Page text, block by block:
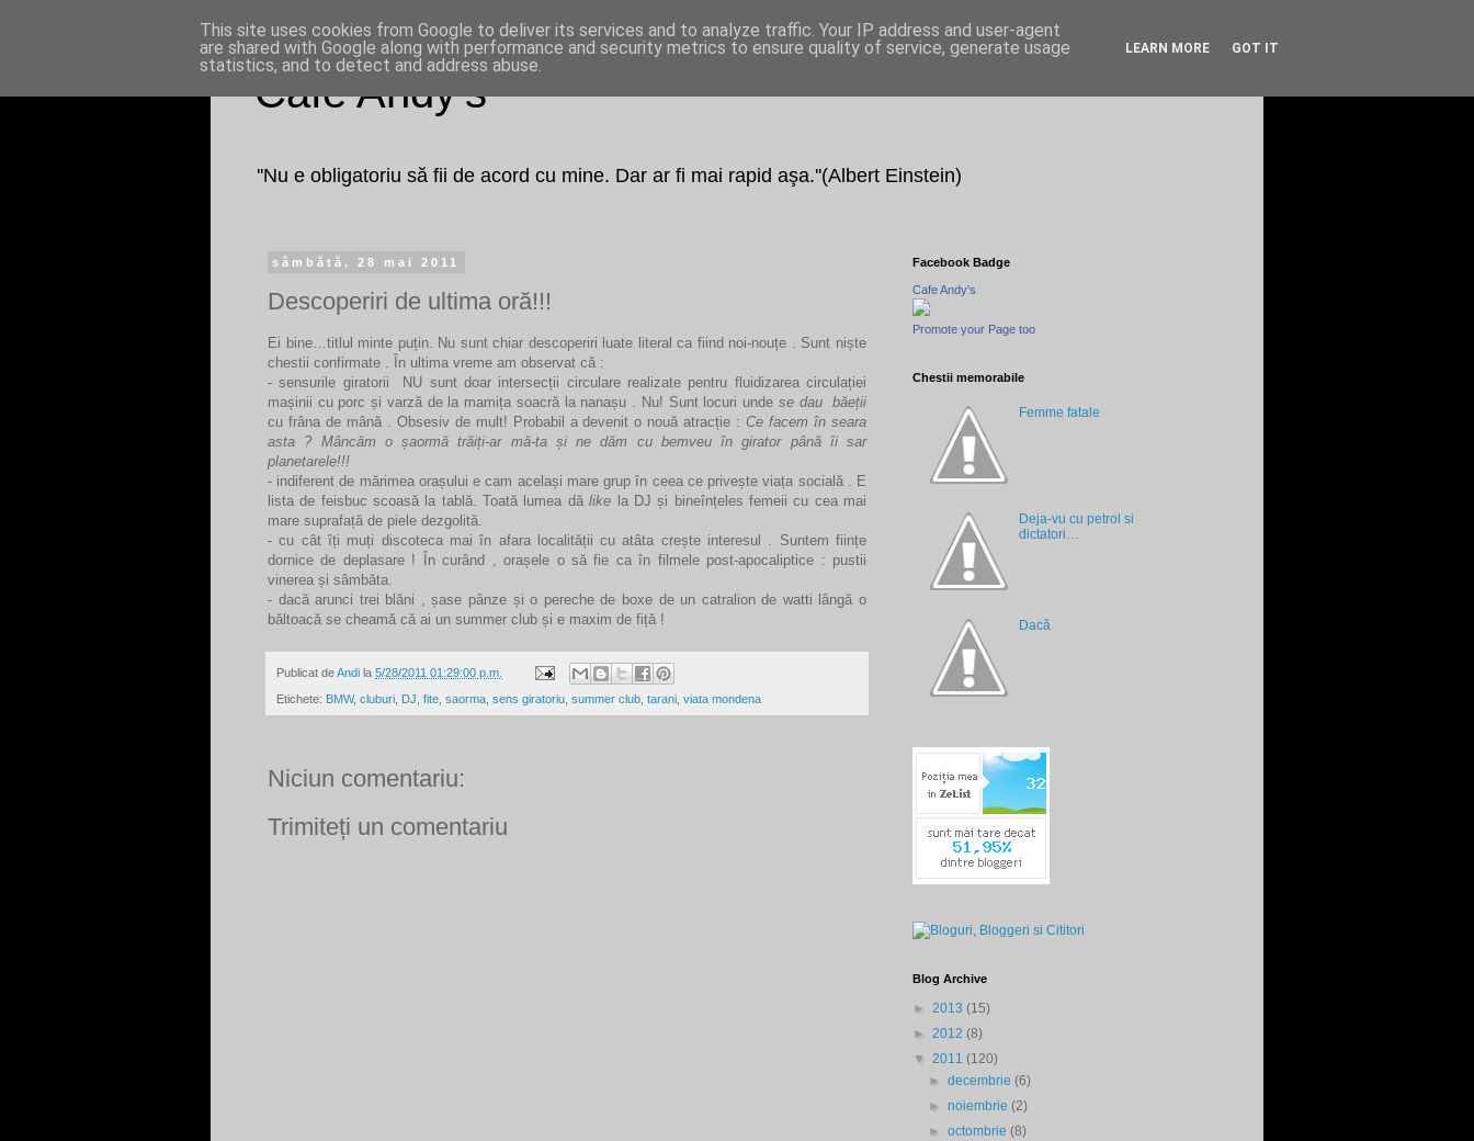
Cafe Andy's
''Nu e obligatoriu să fii de acord cu mine. Dar ar fi mai rapid aşa.''(Albert Einstein)
sâmbătă, 28 mai 2011
Descoperiri de ultima oră!!!
Ei bine…titlul minte puțin. Nu sunt chiar descoperiri luate literal ca fiind noi-nouțe . Sunt niște
chestii confirmate . În ultima vreme am observat că :
- sensurile giratorii NU sunt doar intersecții circulare realizate pentru fluidizarea circulației
mașinii cu porc și varză de la mamița soacră la nanașu . Nu! Sunt locuri unde se dau
băeții
cu frâna de mână . Obsesiv de mult! Probabil a devenit o nouă atracție :Ce facem în seara
asta ? Mâncăm o șaormă trăiți-ar mă-ta și ne dăm cu bemveu în girator până îi sar
planetarele!!!
- indiferent de mărimea orașului e cam același mare grup în ceea ce privește viața socială . E
lista de feisbuc scoasă la tablă. Toată lumea dălike la DJ și bineînțeles femeii cu cea mai
mare suprafață de piele dezgolită.
- cu cât îți muți discoteca mai în afara localității cu atâta crește interesul . Suntem ființe
dornice de deplasare ! În curând , orașele o să fie ca în filmele post-apocaliptice : pustii
vinerea și sâmbăta.
- dacă arunci trei blăni , șase pânze și o pereche de boxe de un catralion de watti lângă o
băltoacă se cheamă că ai un summer club și e maxim de fiță !
Publicat deAndi la 5/28/2011 01:29:00 p.m.
Etichete: BMW, cluburi DJ fite saorma sens giratoriu summer club tarani viata mondena
Niciun comentariu:
Trimiteți un comentariu
Facebook Badge
Cafe Andy's
Promote your Page too
Chestii memorabile
Femme fatale
Deja-vu cu petrol si
dictatori…
Dacă
Blog Archive
► 2013 (15)
► 2012 (8)
▼ 2011 (120)
►decembrie(6)
►noiembrie(2)
►octombrie(8)
This site uses cookies from Google to deliver its services and to analyze traffic. Your IP address and user-agent
are shared with Google along with performance and security metrics to ensure quality of service, generate usage
statistics, and to detect and address abuse.
LEARN MORE GOT IT